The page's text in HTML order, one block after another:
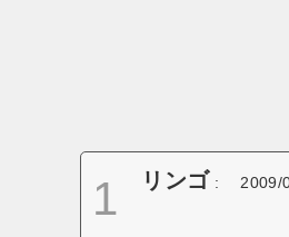
ン
1 リンゴ : 2009/